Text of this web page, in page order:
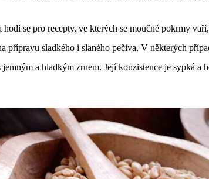
hodí se pro recepty, ve kterých se moučné pokrmy
přípravu sladkého i slaného pečiva. V některých
a hladkým zrnem. Její konzistence je sypká